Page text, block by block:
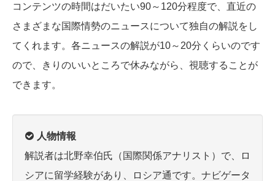
コンテンツの時間はだいたい90～120分程度で、直近の
さまざまな国際情勢のニュースについて独自の解説をし
てくれます。各ニュースの解説が10～20分くらいのです
ので、きりのいいところで休みながら、視聴することが
できます。
人物情報
解説者は北野幸伯氏（国際関係アナリスト）で、ロ
シアに留学経験があり、ロシア通です。ナビゲータ